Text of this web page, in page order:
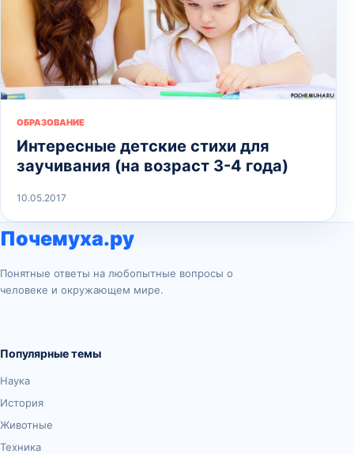
ОБРАЗОВАНИЕ
Интересные детские стихи для
заучивания (на возраст 3-4 года)
10.05.2017
Почемуха.ру
Понятные ответы на любопытные вопросы о
человеке и окружающем мире.
Популярные темы
Наука
История
Животные
Техника